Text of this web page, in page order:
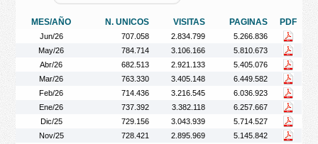
MES/AÑO N. UNICOS VISITAS PAGINAS PDF
Jun/26 707.058 2.834.799
5.266.836
May/26
784.714 3.106.166
5.810.673
Abr/26
682.513 2.921.133
5.405.076
Mar/26
763.330 3.405.148
6.449.582
Feb/26
714.436 3.216.545
6.036.923
Ene/26
737.392 3.382.118
6.257.667
Dic/25
729.156 3.043.939
5.714.527
Nov/25
728.421 2.895.969
5.145.842